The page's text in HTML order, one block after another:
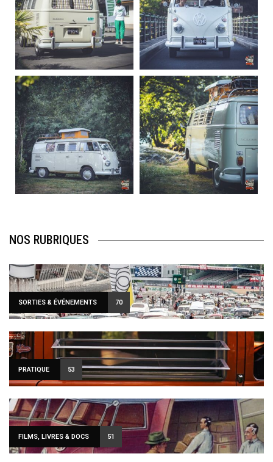
Sep 10
220
4
Août 10
177
0
becombi
Août 10
120
0
becombi
Août 10
108
0
NOS RUBRIQUES
SORTIES & ÉVÉNEMENTS 70
PRATIQUE 53
FILMS, LIVRES & DOCS 51